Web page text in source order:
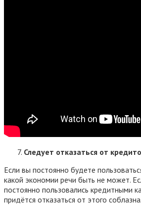
Следует отказаться от
Если вы постоянно будете
какой экономии речи быть не может.
постоянно пользовались кредитными
придётся отказаться от этого соблазна.